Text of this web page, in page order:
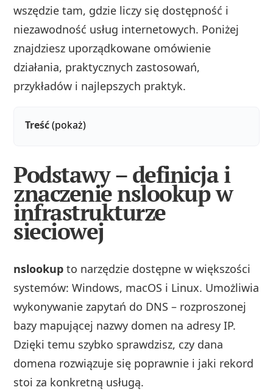
wszędzie tam, gdzie liczy się dostępność i
niezawodność usług internetowych. Poniżej
znajdziesz uporządkowane omówienie
działania, praktycznych zastosowań,
przykładów i najlepszych praktyk.
Treść(pokaż)
Podstawy – definicja i
znaczenie nslookup w
infrastrukturze
sieciowej
nslookup to narzędzie dostępne w większości
systemów: Windows, macOS i Linux. Umożliwia
wykonywanie zapytań do DNS – rozproszonej
bazy mapującej nazwy domen na adresy IP.
Dzięki temu szybko sprawdzisz, czy dana
domena rozwiązuje się poprawnie i jaki rekord
stoi za konkretną usługą.